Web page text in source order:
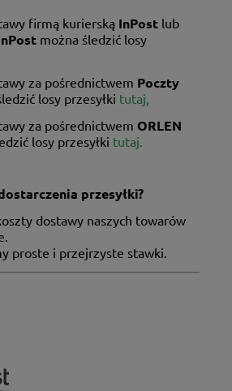
firmą kurierską InPost lub
można śledzić losy
za pośrednictwem Poczty
losy przesyłki tutaj,
za pośrednictwem ORLEN
losy przesyłki tutaj.
przesyłki?
dostawy naszych towarów
proste i przejrzyste stawki.